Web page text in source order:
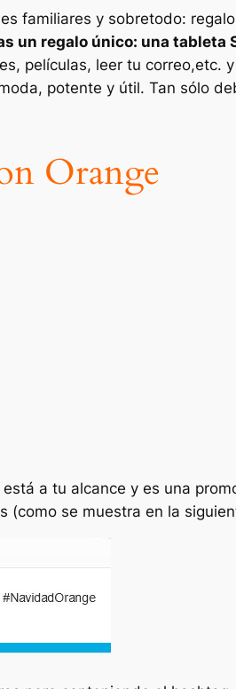
familiares y sobretodo:
un regalo único: una tableta
películas, leer tu correo,etc.
potente y útil. Tan sólo
Orange
a tu alcance y es una
(como se muestra en la